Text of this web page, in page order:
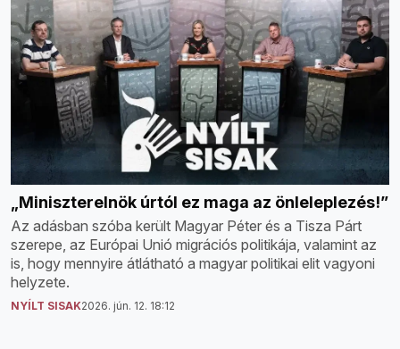
„Miniszterelnök úrtól ez maga az önleleplezés!”
Az adásban szóba került Magyar Péter és a Tisza Párt
szerepe, az Európai Unió migrációs politikája, valamint az
is, hogy mennyire átlátható a magyar politikai elit vagyoni
helyzete.
NYÍLT SISAK2026. jún. 12. 18:12